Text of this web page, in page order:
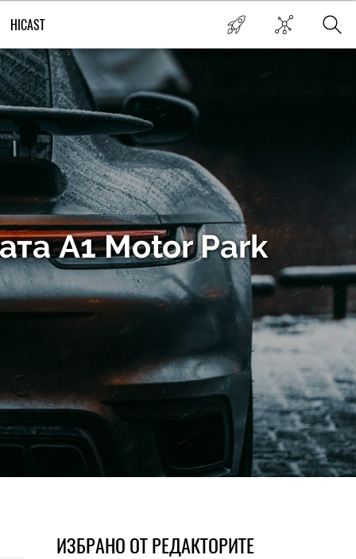
HICAST
A1 Motor Park
ИЗБРАНО ОТ РЕДАКТОРИТЕ